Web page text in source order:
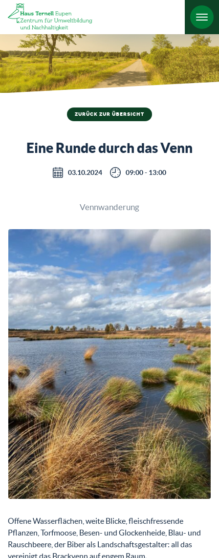
ZURÜCK ZUR ÜBERSICHT
Eine Runde durch das Venn
03.10.2024 09:00 - 13:00
Vennwanderung
Offene Wasserflächen, weite Blicke, fleischfressende
Pflanzen, Torfmoose, Besen- und Glockenheide, Blau- und
Rauschbeere, der Biber als Landschaftsgestalter: all das
vereinigt das Brackvenn auf engem Raum.